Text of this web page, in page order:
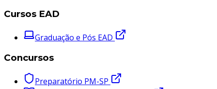
Cursos EAD
Graduação e Pós EAD
Concursos
Preparatório PM-SP